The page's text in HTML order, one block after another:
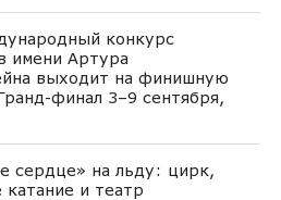
конкурс
имени Артура
выходит на финишную
финал 3–9 сентября,
сердце» на льду: цирк,
и театр